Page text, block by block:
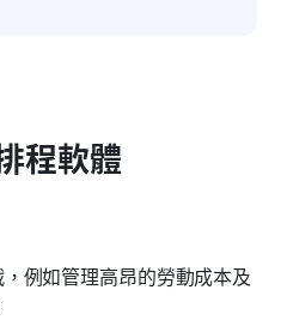
程軟體
例如管理高昂的勞動成本及